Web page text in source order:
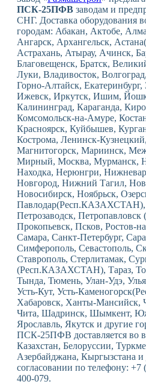
ПСК-25ПФВ заводам и
СНГ. Доставка оборудования
городам: Абакан, Актобе,
Ангарск, Архангельск,
Астрахань, Атырау, Ачинск,
Благовещенск, Братск,
Луки, Владивосток,
Горно-Алтайск, Екатеринбург,
Ижевск, Иркутск, Ишим,
Калининград, Караганда,
Комсомольск-на-Амуре,
Красноярск, Куйбышев,
Кострома, Ленинск-
Магнитогорск, Мариинск,
Мирный, Москва, Мурманск,
Находка, Нерюнгри,
Новгород, Нижний Тагил,
Новосибирск, Ноябрьск,
Павлодар(Респ.КАЗАХСТАН),
Петрозаводск,
Прокопьевск, Псков, Ростов-
Самара, Санкт-Петербург,
Симферополь, Севастополь,
Ставрополь, Стерлитамак,
(Респ.КАЗАХСТАН), Тараз,
Тында, Тюмень, Улан-Удэ,
Усть-Кут, Усть-
Хабаровск, Ханты-Мансийск,
Чита, Шадринск, Шымкент,
Ярославль, Якутск и другие
ПСК-25ПФВ доставляется во
Казахстан, Белоруссии,
Азербайджана, Кыргызстана
согласовании по телефону:
400-079.